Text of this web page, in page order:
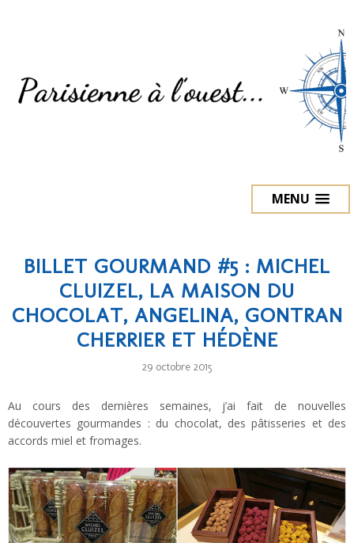
MENU
BILLET GOURMAND #5 : MICHEL
CLUIZEL, LA MAISON DU
CHOCOLAT, ANGELINA, GONTRAN
CHERRIER ET HÉDÈNE
29 octobre 2015
Au cours des dernières semaines, j’ai fait de nouvelles
découvertes gourmandes : du chocolat, des pâtisseries et des
accords miel et fromages.